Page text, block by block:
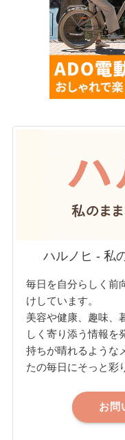
ハルノヒ - 私
毎日を自分らしく前
けしています。
美容や健康、趣味、
しく寄り添う情報を
持ちが晴れるような
たの毎日にそっと彩
お問